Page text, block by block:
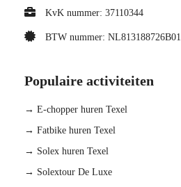
KvK nummer: 37110344
BTW nummer: NL813188726B01
Populaire activiteiten
→ E-chopper huren Texel
→ Fatbike huren Texel
→ Solex huren Texel
→ Solextour De Luxe